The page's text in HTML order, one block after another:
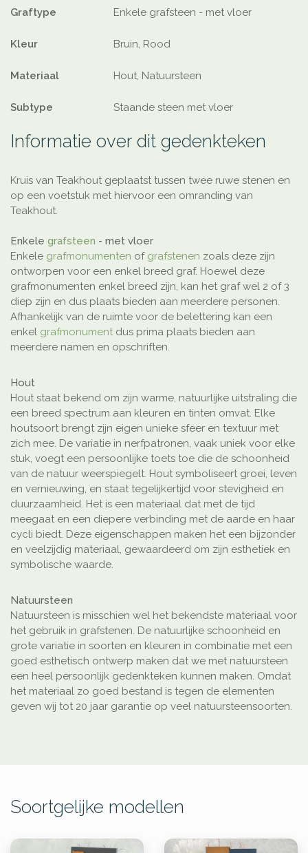
Graftype Enkele grafsteen - met vloer
Kleur Bruin, Rood
Materiaal Hout, Natuursteen
Subtype Staande steen met vloer
Informatie over dit gedenkteken
Kruis van Teakhout geplaatst tussen twee ruwe stenen en
op een voetstuk met hiervoor een omranding van
Teakhout.
Enkele grafsteen - met vloer
Enkele grafmonumenten of grafstenen zoals deze zijn
ontworpen voor een enkel breed graf. Hoewel deze
grafmonumenten enkel breed zijn, kan het graf wel 2 of 3
diep zijn en dus plaats bieden aan meerdere personen.
Afhankelijk van de ruimte voor de belettering kan een
enkel grafmonument dus prima plaats bieden aan
meerdere namen en opschriften.
Hout
Hout staat bekend om zijn warme, natuurlijke uitstraling die
een breed spectrum aan kleuren en tinten omvat. Elke
houtsoort brengt zijn eigen unieke sfeer en textuur met
zich mee. De variatie in nerfpatronen, vaak uniek voor elke
stuk, voegt een persoonlijke toets toe die de schoonheid
van de natuur weerspiegelt. Hout symboliseert groei, leven
en vernieuwing, en staat tegelijkertijd voor stevigheid en
duurzaamheid. Het is een materiaal dat met de tijd
meegaat en een diepere verbinding met de aarde en haar
cycli biedt. Deze eigenschappen maken het een bijzonder
en veelzijdig materiaal, gewaardeerd om zijn esthetiek en
symbolische waarde.
Natuursteen
Natuursteen is misschien wel het bekendste materiaal voor
het gebruik in grafstenen. De natuurlijke schoonheid en
grote variatie in soorten en kleuren in combinatie met een
goed esthetisch ontwerp maken dat we met natuursteen
een heel persoonlijk gedenkteken kunnen maken. Omdat
het materiaal zo goed bestand is tegen de elementen
geven wij tot 20 jaar garantie op veel natuursteensoorten.
Soortgelijke modellen